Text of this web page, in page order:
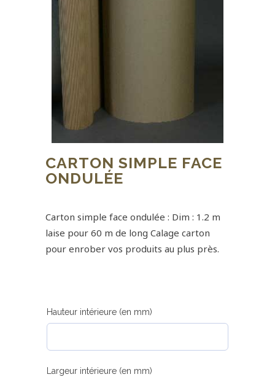
CARTON SIMPLE FACE
ONDULÉE
Carton simple face ondulée : Dim : 1.2 m
laise pour 60 m de long Calage carton
pour enrober vos produits au plus près.
Hauteur intérieure (en mm)
Largeur intérieure (en mm)